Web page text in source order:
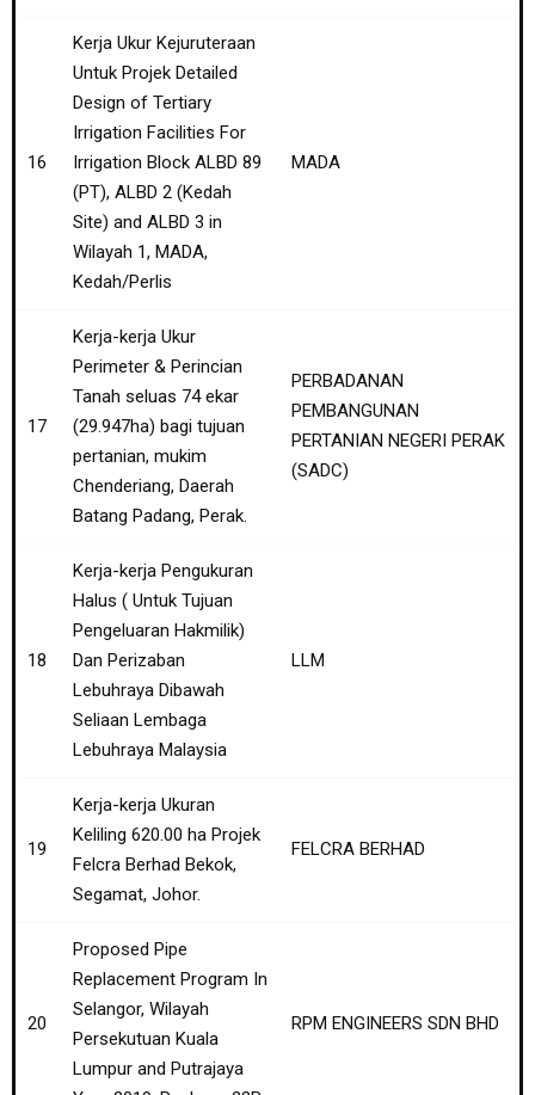
16
Kerja Ukur Kejuruteraan
Untuk Projek Detailed
Design of Tertiary
Irrigation Facilities For
Irrigation Block ALBD 89
(PT), ALBD 2 (Kedah
Site) and ALBD 3 in
Wilayah 1, MADA,
Kedah/Perlis
MADA
17
Kerja-kerja Ukur
Perimeter & Perincian
Tanah seluas 74 ekar
(29.947ha) bagi tujuan
pertanian, mukim
Chenderiang, Daerah
Batang Padang, Perak.
PERBADANAN
PEMBANGUNAN
PERTANIAN NEGERI PERAK
(SADC)
18
Kerja-kerja Pengukuran
Halus ( Untuk Tujuan
Pengeluaran Hakmilik)
Dan Perizaban
Lebuhraya Dibawah
Seliaan Lembaga
Lebuhraya Malaysia
LLM
19
Kerja-kerja Ukuran
Keliling 620.00 ha Projek
Felcra Berhad Bekok,
Segamat, Johor.
FELCRA BERHAD
20
Proposed Pipe
Replacement Program In
Selangor, Wilayah
Persekutuan Kuala
Lumpur and Putrajaya
RPM ENGINEERS SDN BHD